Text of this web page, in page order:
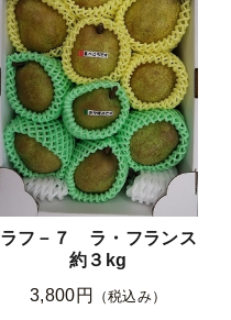
ラフ－７ ラ・フランス
約３kg
3,800円
（税込み）